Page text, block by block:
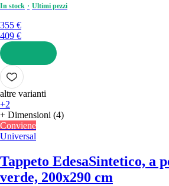
In stock
Ultimi pezzi
355 €
409 €
AGGIUNGI
altre varianti
+2
+ Dimensioni (4)
Conviene
Universal
Tappeto EdesaSintetico, a
verde, 200x290 cm